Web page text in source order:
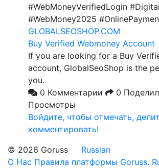
#WebMoneyVerifiedLogin
#WebMoney2025
GLOBALSEOSHOP.COM
Buy Verified Webmoney Account
If you are looking for a Buy
account, GlobalSeoShop is the
you.
0 Комментарии
0
Просмотры
Войдите, чтобы отмечать,
комментировать!
© 2026 Goruss
Russian
О Нас Правила платформы Goruss.